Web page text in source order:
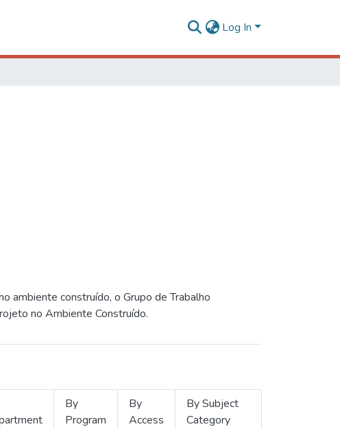
Log In
ambiente construído, o Grupo de Trabalho
no Ambiente Construído.
By
Program
By
Access
By Subject
Category